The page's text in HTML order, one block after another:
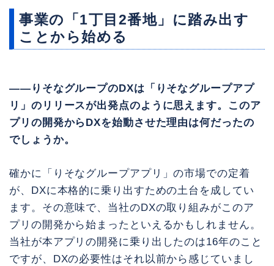
事業の「1丁目2番地」に踏み出す
ことから始める
――りそなグループのDXは「りそなグループアプ
リ」のリリースが出発点のように思えます。このア
プリの開発からDXを始動させた理由は何だったの
でしょうか。
確かに「りそなグループアプリ」の市場での定着
が、DXに本格的に乗り出すための土台を成してい
ます。その意味で、当社のDXの取り組みがこのア
プリの開発から始まったといえるかもしれません。
当社が本アプリの開発に乗り出したのは16年のこと
ですが、DXの必要性はそれ以前から感じていまし